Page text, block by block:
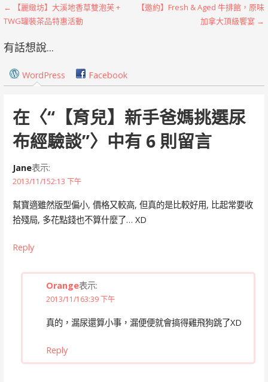
文
導
覽
← 【麗緻坊】大溪地香草雙泡芙 +
TWG罐裝茶品特惠活動
【邀約】Fresh & Aged 牛排館，原味
加拿大頂級饗宴 →
有話想說...
WordPress Facebook
在〈“【育兒】新手爸媽挑選尿
布經驗談”〉中有 6 則留言
Jane表示:
2013/11/152:13 下午
幫寶適雖然版型偏小, 價格又較高, 但真的是比較好用, 比起常要收
拾殘局, 多花點錢也不算什麼了… XD
Reply
Orange表示:
2013/11/163:39 下午
真的，漏尿還算小事，漏便便就會搞得雞飛狗跳了XD
Reply